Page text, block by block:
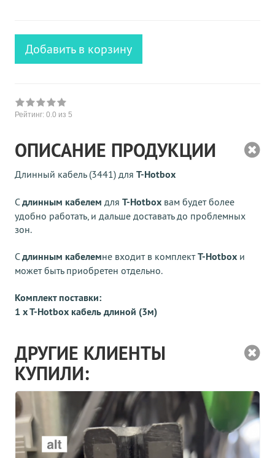
Добавить в корзину
Рейтинг: 0.0 из 5
ОПИСАНИЕ ПРОДУКЦИИ
Длинный кабель (3441) для T-Hotbox
Сдлинным кабелем для T-Hotbox вам будет более
удобно работать, и дальше доставать до проблемных
зон.
Сдлинным кабелемне входит в комплектT-Hotbox и
может быть приобретен отдельно.
Комплект поставки:
1 x T-Hotbox кабель длиной (3м)
ДРУГИЕ КЛИЕНТЫ
КУПИЛИ: